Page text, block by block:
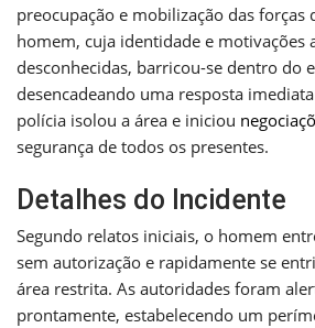
preocupação e mobilização das forças
homem, cuja identidade e motivações
desconhecidas, barricou-se dentro do
desencadeando uma resposta
polícia isolou a área e iniciou
segurança de todos os presentes.
Detalhes do Incidente
Segundo relatos iniciais, o homem
sem autorização e rapidamente se
área restrita. As autoridades foram
prontamente, estabelecendo um